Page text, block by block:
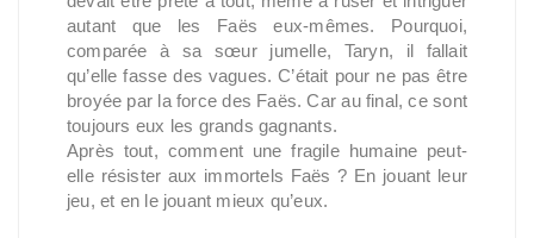
autant que les Faës eux-mêmes. Pourquoi,
comparée à sa sœur jumelle, Taryn, il fallait
qu’elle fasse des vagues. C’était pour ne pas être
broyée par la force des Faës. Car au final, ce sont
toujours eux les grands gagnants.
Après tout, comment une fragile humaine peut-
elle résister aux immortels Faës ? En jouant leur
jeu, et en le jouant mieux qu’eux.